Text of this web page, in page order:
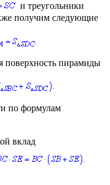
и треугольники
получим следующие
поверхность пирамиды
по формулам
вклад